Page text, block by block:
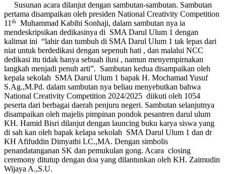
Susunan acara dilanjut dengan sambutan-sambutan. Sambutan
pertama disampaikan oleh presiden National Creativity Competition
11 th
Muhammad Kabihi Sonhaji, dalam sambutan nya ia
mendeskripsikan dedikasinya di SMA Darul Ulum 1 dengan
kalimat ini “lahir dan tumbuh di SMA Darul Ulum 1 tak lepas dari
niat untuk berdedikasi dengan sepenuh hati , dan malalui NCC
dedikasi itu tidak hanya sebuah ilusi , namun menyempirnakan
langkah menjadi penuh arti”. Sambutan kedua disampaikan oleh
kepala sekolah SMA Darul Ulum 1 bapak H. Mochamad Yusuf
S.Ag.,M.Pd. dalam sambutan nya beliau menyebutkan bahwa
National Creativity Competition 2024/2025 diikuti oleh 1054
peserta dari berbagai daerah penjuru negeri. Sambutan selanjutnya
disampaikan oleh majelis pimpinan pondok pesantren darul ulum
KH. Hamid Bisri dilanjut dengan launcing buku karya siswa yang
di sah kan oleh bapak kelapa sekolah SMA Darul Ulum 1 dan dr
KH Afifuddin Dimyathi LC.,MA. Dengan simbolis
penandatanganan SK dan pemukulan gong. Acara closing
ceremony ditutup dengan doa yang dilantunkan oleh KH. Zaimudin
Wijaya A.,S.U.